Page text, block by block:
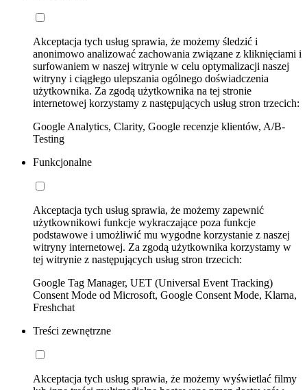
Akceptacja tych usług sprawia, że możemy śledzić i
anonimowo analizować zachowania związane z kliknięciami i
surfowaniem w naszej witrynie w celu optymalizacji naszej
witryny i ciągłego ulepszania ogólnego doświadczenia
użytkownika. Za zgodą użytkownika na tej stronie
internetowej korzystamy z następujących usług stron trzecich:
Google Analytics, Clarity, Google recenzje klientów, A/B-
Testing
Funkcjonalne
Akceptacja tych usług sprawia, że możemy zapewnić
użytkownikowi funkcje wykraczające poza funkcje
podstawowe i umożliwić mu wygodne korzystanie z naszej
witryny internetowej. Za zgodą użytkownika korzystamy w
tej witrynie z następujących usług stron trzecich:
Google Tag Manager, UET (Universal Event Tracking)
Consent Mode od Microsoft, Google Consent Mode, Klarna,
Freshchat
Treści zewnętrzne
Akceptacja tych usług sprawia, że możemy wyświetlać filmy